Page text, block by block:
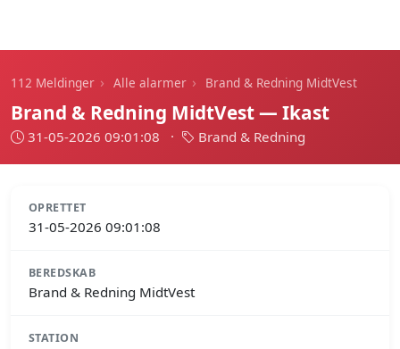
112 Meldinger › Alle alarmer › Brand & Redning MidtVest
Brand & Redning MidtVest — Ikast
31-05-2026 09:01:08 · Brand & Redning
OPRETTET
31-05-2026 09:01:08
BEREDSKAB
Brand & Redning MidtVest
STATION